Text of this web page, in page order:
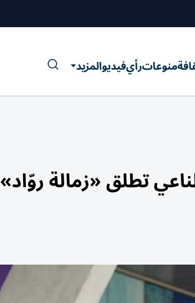
منوعاترأيفيديوالمزيد
تطلق «زمالة روّاد»